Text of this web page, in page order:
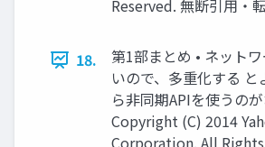
Reserved. 無断引用・
18.
第1部まとめ • ネット
いので、多重化する と
ら非同期APIを使うの
Copyright (C) 2014